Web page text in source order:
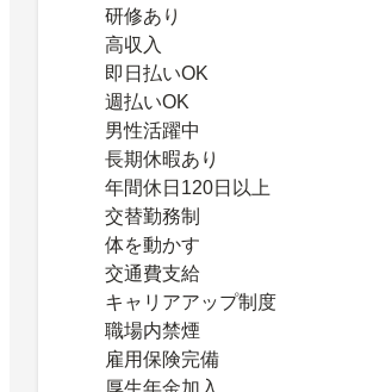
研修あり
高収入
即日払いOK
週払いOK
男性活躍中
長期休暇あり
年間休日120日以上
交替勤務制
体を動かす
交通費支給
キャリアアップ制度
職場内禁煙
雇用保険完備